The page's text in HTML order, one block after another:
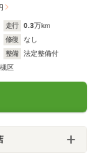
走行 0.3万km
修復
なし
整備
法定整備付
区